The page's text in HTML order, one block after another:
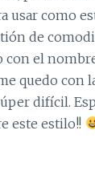
usar como
de
con el
quedo con
difícil.
este estilo!!